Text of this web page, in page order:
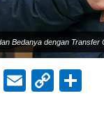
Bedanya dengan Transfer
LineEmail
Copy